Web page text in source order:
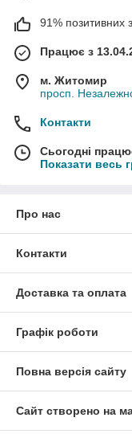
91% позитивних з
Працює з
м. Житомир
просп.
Контакти
Сьогодні
Показати весь
Про нас
Контакти
Доставка та оплата
Графік роботи
Повна версія сайту
Сайт створено на